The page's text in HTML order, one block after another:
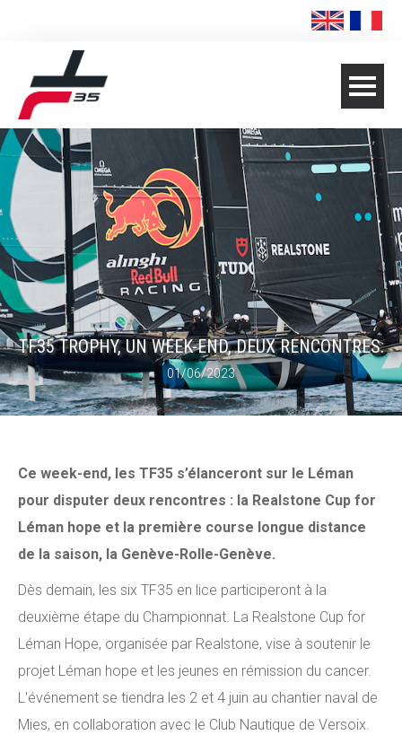
TF35 TROPHY, UN WEEK-END, DEUX RENCONTRES.
01/06/2023
Ce week-end, les TF35 s’élanceront sur le Léman
pour disputer deux rencontres : la Realstone Cup for
Léman hope et la première course longue distance
de la saison, la Genève-Rolle-Genève.
Dès demain, les six TF35 en lice participeront à la
deuxième étape du Championnat. La Realstone Cup for
Léman Hope, organisée par Realstone, vise à soutenir le
projet Léman hope et les jeunes en rémission du cancer.
L'événement se tiendra les 2 et 4 juin au chantier naval de
Mies, en collaboration avec le Club Nautique de Versoix.